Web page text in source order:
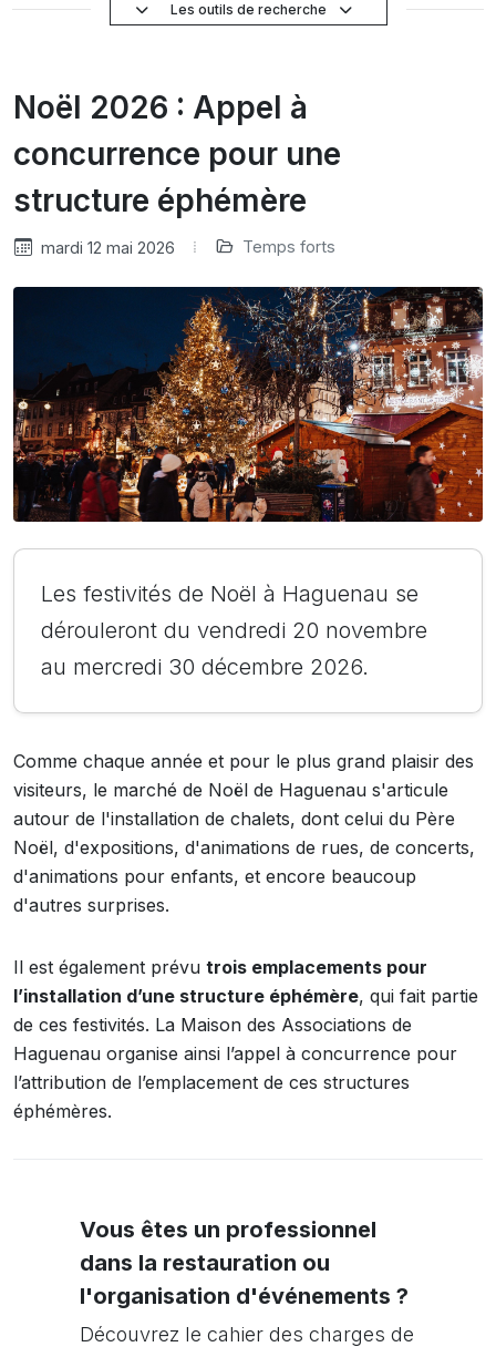
Les outils de recherche
Noël 2026 : Appel à
concurrence pour une
structure éphémère
mardi 12 mai 2026 Temps forts
Les festivités de Noël à Haguenau se
dérouleront du vendredi 20 novembre
au mercredi 30 décembre 2026.
Comme chaque année et pour le plus grand plaisir des
visiteurs, le marché de Noël de Haguenau s'articule
autour de l'installation de chalets, dont celui du Père
Noël, d'expositions, d'animations de rues, de concerts,
d'animations pour enfants, et encore beaucoup
d'autres surprises.
Il est également prévu trois emplacements pour
l’installation d’une structure éphémère, qui fait partie
de ces festivités. La Maison des Associations de
Haguenau organise ainsi l’appel à concurrence pour
l’attribution de l’emplacement de ces structures
éphémères.
Vous êtes un professionnel
dans la restauration ou
l'organisation d'événements ?
Découvrez le cahier des charges de